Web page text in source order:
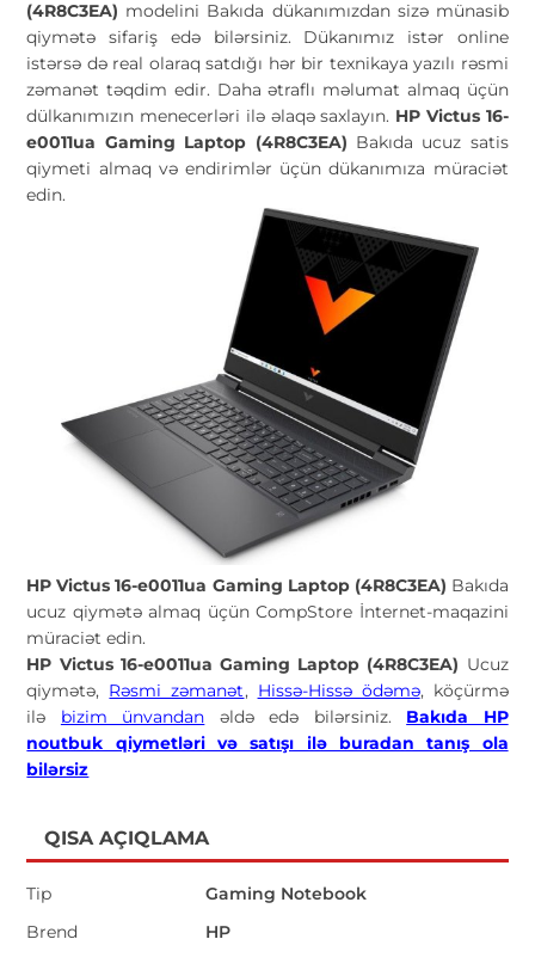
(4R8C3EA) modelini Bakıda dükanımızdan sizə münasib
qiymətə sifariş edə bilərsiniz. Dükanımız istər online
istərsə də real olaraq satdığı hər bir texnikaya yazılı rəsmi
zəmanət təqdim edir. Daha ətraflı məlumat almaq üçün
dülkanımızın menecerləri ilə əlaqə saxlayın. HP Victus 16-
e0011ua Gaming Laptop (4R8C3EA) Bakıda ucuz satis
qiymeti almaq və endirimlər üçün dükanımıza müraciət
edin.
HP Victus 16-e0011ua Gaming Laptop (4R8C3EA) Bakıda
ucuz qiymətə almaq üçün CompStore İnternet-maqazini
müraciət edin.
HP Victus 16-e0011ua Gaming Laptop (4R8C3EA) Ucuz
qiymətə, Rəsmi zəmanət, Hissə-Hissə ödəmə, köçürmə
ilə bizim ünvandan əldə edə bilərsiniz. Bakıda HP
noutbuk qiymetləri və satışı ilə buradan tanış ola
bilərsiz
QISA AÇIQLAMA
Tip
Gaming Notebook
Brend
HP